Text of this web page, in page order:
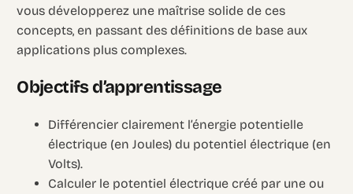
vous développerez une maîtrise solide de ces
concepts, en passant des définitions de base aux
applications plus complexes.
Objectifs d’apprentissage
Différencier clairement l’énergie potentielle
électrique (en Joules) du potentiel électrique (en
Volts).
Calculer le potentiel électrique créé par une ou